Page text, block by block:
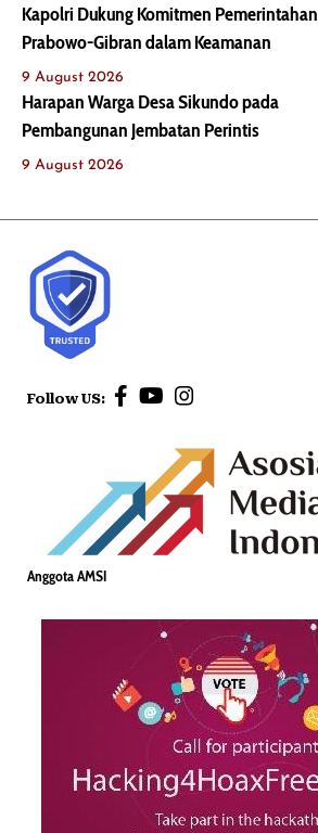
Kapolri Dukung Komitmen Pemerintahan
Prabowo-Gibran dalam Keamanan
9 August 2026
Harapan Warga Desa Sikundo pada
Pembangunan Jembatan Perintis
9 August 2026
Follow US:
Anggota AMSI